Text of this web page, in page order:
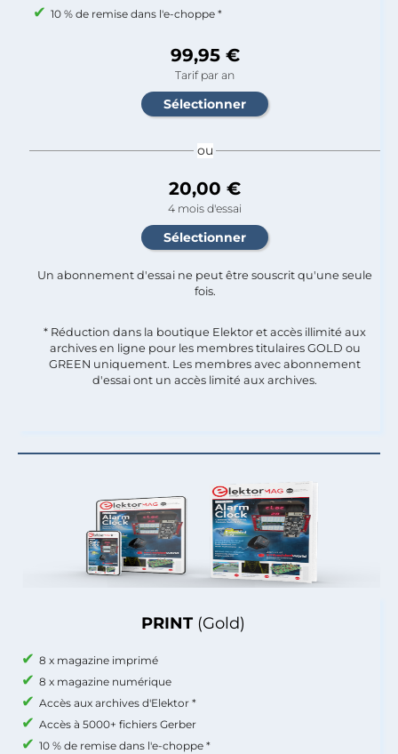
PRINT (Gold)
8 x magazine imprimé
8 x magazine numérique
Accès aux archives d'Elektor *
Accès à 5000+ fichiers Gerber
10 % de remise dans l'e-choppe *
10 % de remise dans l'e-choppe *
99,95 €
Tarif par an
ou
20,00 €
4 mois d'essai
Un abonnement d'essai ne peut être souscrit qu'une seule
fois.​
* Réduction dans la boutique Elektor et accès illimité aux
archives en ligne pour les membres titulaires GOLD ou
GREEN uniquement. Les membres avec abonnement
d'essai ont un accès limité aux archives.